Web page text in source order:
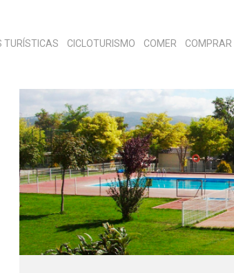
TURÍSTICAS CICLOTURISMO COMER COMPRAR